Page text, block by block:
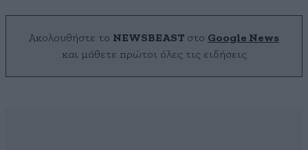
Ακολουθήστε το NEWSBEAST στο Google News
και μάθετε πρώτοι όλες τις ειδήσεις